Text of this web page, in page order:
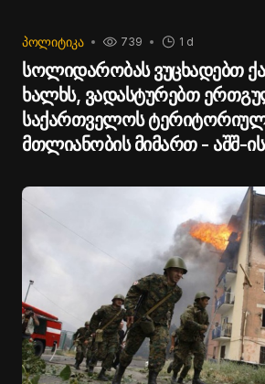
ᲞᲝᲚᲘᲢᲘᲙᲐ 1 d
739
სოლიდარობას ვუცხადებთ
ხალხს, ვადასტურებთ
საქართველოს
მთლიანობის მიმართ - აშშ-